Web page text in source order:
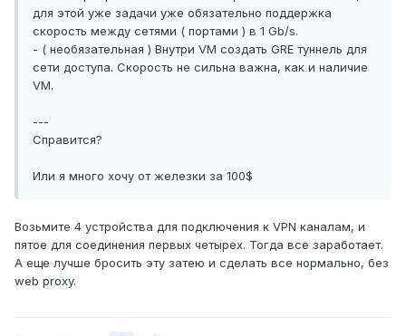
для этой уже задачи уже обязательно поддержка
скорость между сетями ( портами ) в 1 Gb/s.
- ( необязательная ) Внутри VM создать GRE туннель для
сети доступа. Скорость не сильна важна, как и наличие
VM.
---
Справится?
Или я много хочу от железки за 100$
Возьмите 4 устройства для подключения к VPN каналам, и
пятое для соединения первых четырех. Тогда все заработает.
А еще лучше бросить эту затею и сделать все нормально, без
web proxy.